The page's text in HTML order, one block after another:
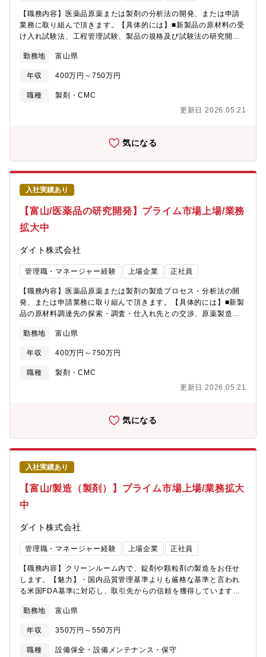
【職務内容】医薬品原薬または製剤の分析法の開発、または申請
業務に取り組んで頂きます。【具体的には】■新製品の原材料の受
け入れ試験法、工程管理試験、製品の規格及び試験法の研究開
請資料の作成、審査当局からの照会対応、新規市場（海外）への
許認可関連の推進業務、研究開発全般の推進業務・庶務業務
勤務地 富山県
年収 400万円～750万円
職種
製剤・CMC
更新日 2026.05.21
気になる
入社実績あり
【富山/医薬品の研究開発】プライム市場上場/業務
拡大中
ダイト株式会社
管理職・マネージャー経験 上場企業 正社員
【職務内容】医薬品原薬または製剤の製造プロセス・分析法の開
発、または申請業務に取り組んで頂きます。【具体的には】■新製
品の原材料調達先の探索・調査・仕入れ先との交渉、原薬製造方
の試作等■新製品の製剤処方、製造方法の研究開発、工業化プロセ
スのデータ取得、治験管理業務、実生産スケールでの試作等■新製
品の原材料の受け入れ試験法、工程管理試験、製品の規格及び試
験法の研究開発、分析法バリデーション、申請データの取得等■新
（海外）への許認可関連の推進業務、研究開発全般の推進業務・
勤務地 富山県
年収 400万円～750万円
職種
製剤・CMC
更新日 2026.05.21
気になる
入社実績あり
【富山/製造（製剤）】プライム市場上場/業務拡大
中
ダイト株式会社
管理職・マネージャー経験 上場企業 正社員
【職務内容】クリーンルーム内で、錠剤や顆粒剤の製造をお任せ
します。【魅力】・国内品質管理基準よりも厳格な基準と言われ
る米国FDA基準に対応し、取引先からの信頼を獲得しています。
数！キャリアアップの実現が可能な環境です。※ご経験に応じて
本社工場での勤務を打診させていただく場合がございます。
勤務地 富山県
年収 350万円～550万円
職種 設備保全・設備メンテナンス・保守